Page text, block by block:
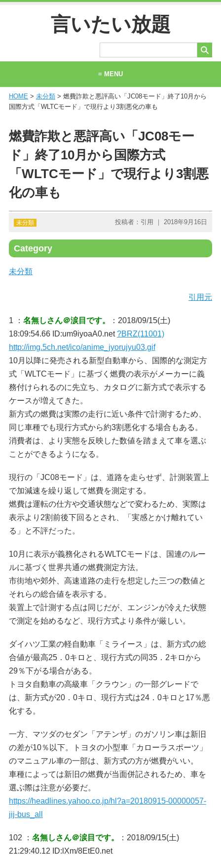
言いたい放題
≡ MENU
ホーム
お問い合わせ
HOME> 未分類> 燃費詐欺と悪評高い「JC08モード」終了10月から
国際方式「WLTCモード」で現行より3割悪化の車も
燃費詐欺と悪評高い「JC08モー
ド」終了10月から国際方式
「WLTCモード」で現行より3割悪
化の車も
未分類 投稿者：引用 ｜ 2018年9月16日
Category
未分類
引用元
1 ： 名無しさん＠涙目です。
：2018/09/15(土)
18:09:54.66 ID:um9iyoaA0.net?BRZ(11001)
http://img.5ch.net/ico/anime_jyorujyu03.gif
10月以降に発売される新型自動車から、国際的な測定方
式「WLTCモード」に基づく燃費の表示がメーカーに義
務付けられるのに先立ち、カタログに新方式で表示する
ケースが増えてきた。
新方式の燃費は実際の走行に近い条件で計測するため、
同じ車種でも現行方式から約3割悪化する場合もある。
消費者は、より実態を反映した数値を踏まえて車を選ぶ
ことができるようになる。
現行の「JC08モード」は、道路を走らせず、計測装置上
で加減速を繰り返して燃費を測定する。
燃費は運転の仕方や交通状態などで変わるため、実際は
表示より2割前後下回るとされ、「実感とかけ離れてい
る」と不評だった。
10月に表示が義務化されるWLTCモードは、国連のルー
ルに基づく世界共通の燃費測定方法。
市街地や郊外、高速道路の走行を想定した三つの数値と
それらの総合値を表示する。
装置上で計測する点は同じだが、エンジンが冷えた状態
で測定を始めるなど、現行方式より条件が厳しい。
ダイハツ工業の軽自動車「ミライース」は、新方式の総
合値が最高25．0キロと、現行方式の同35．2キロから
29％下がる場合がある。
トヨタ自動車の高級車「クラウン」の一部グレードで
は、新方式が20．0キロ、現行方式は24．0キロと17％悪
化する。
一方、マツダのセダン「アテンザ」のガソリン車は新旧
の差が10％以下。トヨタの小型車「カローラスポーツ」
のマニュアル車の一部は、新方式の方が燃費がいい。
車種によっては新旧の燃費が当面併記されるため、車を
選ぶ際は注意が必要だ。
https://headlines.yahoo.co.jp/hl?a=20180915-00000057-
jij-bus_all
102 ： 名無しさん＠涙目です。
：2018/09/15(土)
21:29:40.12 ID:lXm/8EtE0.net